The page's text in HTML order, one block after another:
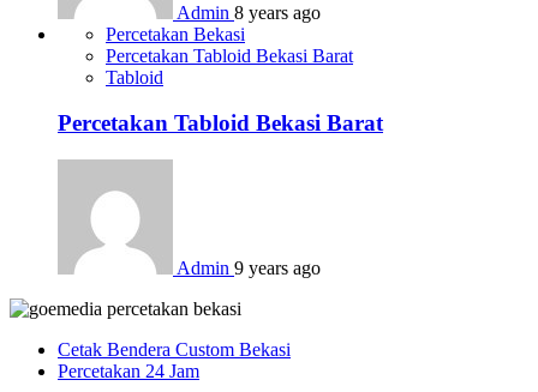
Admin 8 years ago
Percetakan Bekasi
Percetakan Tabloid Bekasi Barat
Tabloid
Percetakan Tabloid Bekasi Barat
Admin 9 years ago
Cetak Bendera Custom Bekasi
Percetakan 24 Jam